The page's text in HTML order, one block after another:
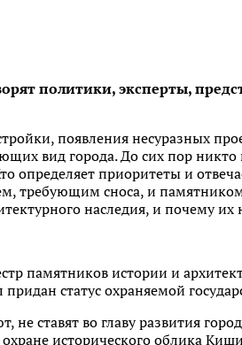
политики, эксперты,
появления несуразных
вид города. До сих пор никто
определяет приоритеты и
требующим сноса, и
наследия, и почему их
памятников истории и
статус охраняемой
ставят во главу развития
исторического облика